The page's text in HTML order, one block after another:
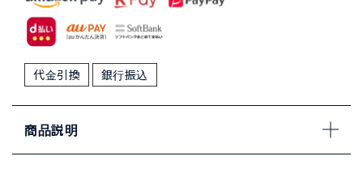
代金引換 銀行振込
商品説明